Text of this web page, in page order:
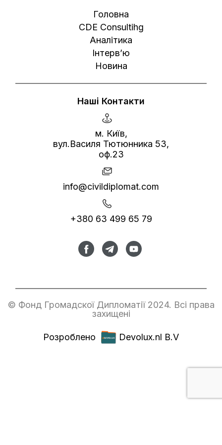
Головна
CDE Consultihg
Аналітика
Інтерв’ю
Новина
Наші Контакти
м. Київ,
вул.Василя Тютюнника 53,
оф.23
info@civildiplomat.com
+380 63 499 65 79
Розроблено Devolux.nl B.V
© Фонд Громадскої Дипломатії 2024. Всі права
захищені